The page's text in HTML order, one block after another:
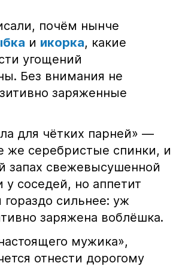
почём нынче
и икорка, какие
угощений
Без внимания не
заряженные
для чётких парней» —
же серебристые спинки, и
запах свежевысушенной
у соседей, но аппетит
гораздо сильнее: уж
заряжена воблёшка.
мужика»,
отнести дорогому